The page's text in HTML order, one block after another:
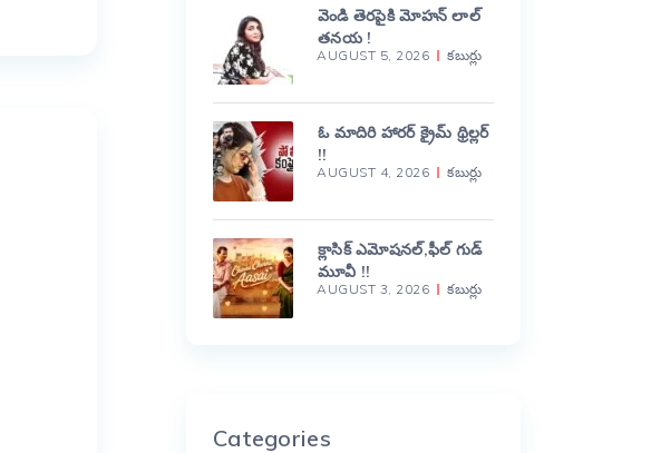
వెండి తెరపైకి మోహన్ లాల్
తనయ !
AUGUST 5, 2026 కబుర్లు
ఓ మాదిరి హారర్ క్రైమ్ థ్రిల్లర్
!!
AUGUST 4, 2026 కబుర్లు
క్లాసిక్ ఎమోషనల్,ఫీల్ గుడ్
మూవీ !!
AUGUST 3, 2026 కబుర్లు
Categories